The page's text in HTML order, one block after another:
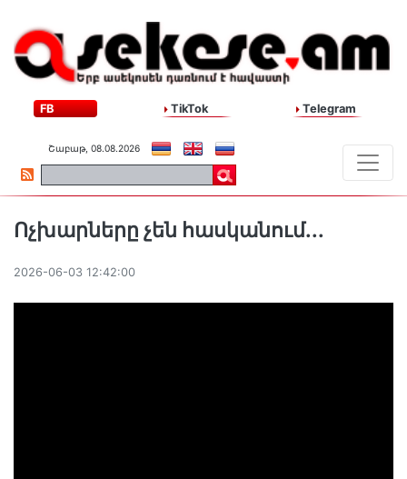
FB TikTok Telegram
Շաբաթ, 08.08.2026
Ոչխարները չեն հասկանում․․․
2026-06-03 12:42:00